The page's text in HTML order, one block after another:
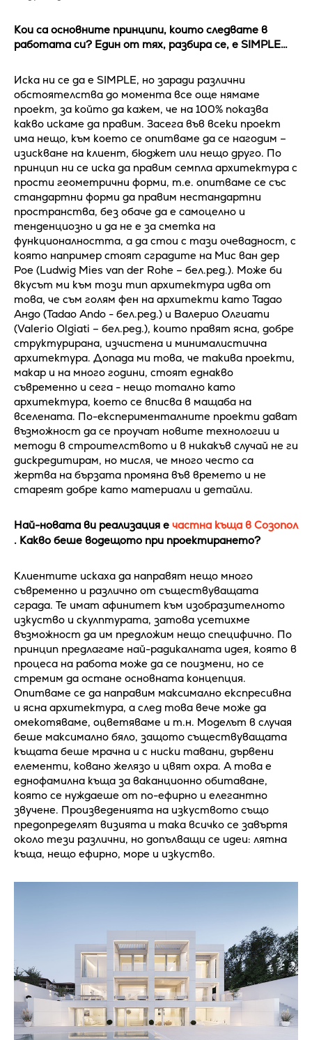
Кои са основните принципи, които следвате в
работата си? Един от тях, разбира се, е SIMPLE…
Иска ни се да е SIMPLE, но заради различни
обстоятелства до момента все още нямаме
проект, за който да кажем, че на 100% показва
какво искаме да правим. Засега във всеки проект
има нещо, към което се опитваме да се нагодим –
изискване на клиент, бюджет или нещо друго. По
принцип ни се иска да правим семпла архитектура с
прости геометрични форми, т.е. опитваме се със
стандартни форми да правим нестандартни
пространства, без обаче да е самоцелно и
тенденциозно и да не е за сметка на
функционалността, а да стои с тази очевадност, с
която например стоят сградите на Мис ван дер
Рое (Ludwig Mies van der Rohe – бел.ред.). Може би
вкусът ми към този тип архитектура идва от
това, че съм голям фен на архитекти като Тадао
Андо (Tadao Ando - бел.ред.) и Валерио Олгиати
(Valerio Olgiati – бел.ред.), които правят ясна, добре
структурирана, изчистена и минималистична
архитектура. Допада ми това, че такива проекти,
макар и на много години, стоят еднакво
съвременно и сега - нещо тотално като
архитектура, което се вписва в мащаба на
вселената. По-експерименталните проекти дават
възможност да се проучат новите технологии и
методи в строителството и в никакъв случай не ги
дискредитирам, но мисля, че много често са
жертва на бързата промяна във времето и не
стареят добре като материали и детайли.
Най-новата ви реализация е частна къща в Созопол
. Какво беше водещото при проектирането?
Клиентите искаха да направят нещо много
съвременно и различно от съществуващата
сграда. Те имат афинитет към изобразителното
изкуство и скулптурата, затова усетихме
възможност да им предложим нещо специфично. По
принцип предлагаме най-радикалната идея, която в
процеса на работа може да се поизмени, но се
стремим да остане основната концепция.
Опитваме се да направим максимално експресивна
и ясна архитектура, а след това вече може да
омекотяваме, оцветяваме и т.н. Моделът в случая
беше максимално бяло, защото съществуващата
къщата беше мрачна и с ниски тавани, дървени
елементи, ковано желязо и цвят охра. А това е
еднофамилна къща за ваканционно обитаване,
която се нуждаеше от по-ефирно и елегантно
звучене. Произведенията на изкуството също
предопределят визията и така всичко се завъртя
около тези различни, но допълващи се идеи: лятна
къща, нещо ефирно, море и изкуство.